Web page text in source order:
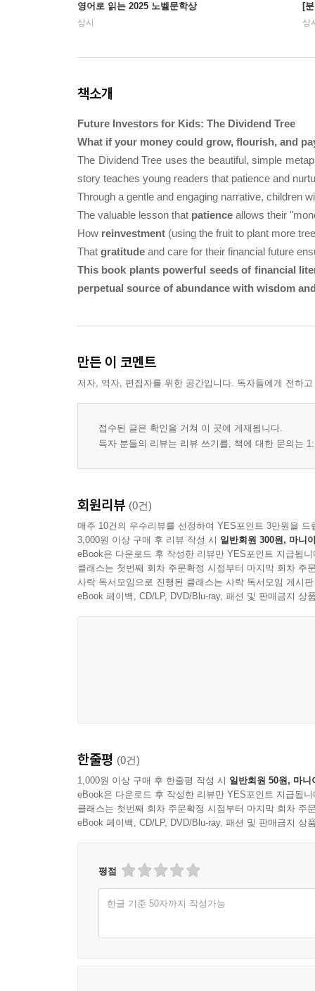
영어로 읽는 2025 노벨문학상
상시
[
상
책소개
Future Investors for Kids: The Dividend Tree
What if your money could grow, flourish, and
The Dividend Tree uses the beautiful, simple
story teaches young readers that patience and
Through a gentle and engaging narrative, children
The valuable lesson that patience allows their
How reinvestment (using the fruit to plant more
That gratitude and care for their financial future
This book plants powerful seeds of financial
perpetual source of abundance with wisdom
만든 이 코멘트
저자, 역자, 편집자를 위한 공간입니다. 독자들에게 전하
접수된 글은 확인을 거쳐 이 곳에 게재됩니다.
독자 분들의 리뷰는 리뷰 쓰기를, 책에 대한 문의는
회원리뷰 (0건)
매주 10건의 우수리뷰를 선정하여 YES포인트 3만원을 드
3,000원 이상 구매 후 리뷰 작성 시 일반회원 300원, 마니
eBook은 다운로드 후 작성한 리뷰만 YES포인트 지급됩니
클래스는 첫번째 회차 주문확정 시점부터 마지막 회차 주
사락 독서모임으로 진행된 클래스는 사락 독서모임 게시
eBook 페이백, CD/LP, DVD/Blu-ray, 패션 및 판매금지 상
한줄평 (0건)
1,000원 이상 구매 후 한줄평 작성 시 일반회원 50원, 마니
eBook은 다운로드 후 작성한 리뷰만 YES포인트 지급됩니
클래스는 첫번째 회차 주문확정 시점부터 마지막 회차 주
eBook 페이백, CD/LP, DVD/Blu-ray, 패션 및 판매금지 상
평점
한글 기준 50자까지 작성가능